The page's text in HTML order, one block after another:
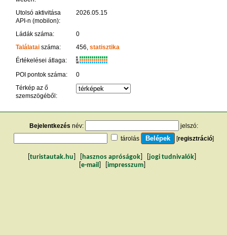
Utolsó aktivitása
API-n (mobilon):
2026.05.15
Ládák száma:
0
Találataiszáma: 456, statisztika
Értékelései átlaga:
K
R
W
POI pontok száma:
0
Térkép az ő
szemszögéből:
Bejelentkezés név:
jelszó:
tárolás
[regisztráció]
turistautak.hu hasznos apróságok jogi tudnivalók
e-mail impresszum]